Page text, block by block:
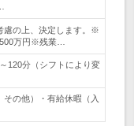
慮の上、決定します。※
万円※残業…
120分（シフトにより変
の他）・有給休暇（入